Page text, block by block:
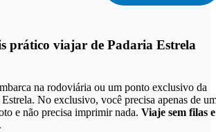
prático viajar de Padaria Estrela
na rodoviária ou um ponto exclusivo da
No exclusivo, você precisa apenas de
e não precisa imprimir nada. Viaje sem filas e
.